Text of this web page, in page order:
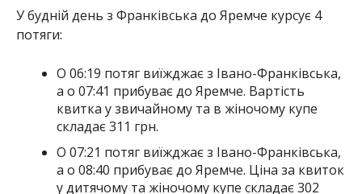
У будній день з Франківська до Яремче курсує 4
потяги:
О 06:19 потяг виїжджає з Івано-Франківська,
а о 07:41 прибуває до Яремче. Вартість
квитка у звичайному та в жіночому купе
складає 311 грн.
О 07:21 потяг виїжджає з Івано-Франківська,
а о 08:40 прибуває до Яремче. Ціна за квиток
у дитячому та жіночому купе складає 302